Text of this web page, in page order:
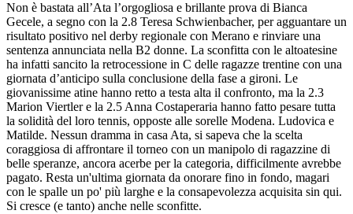
Non è bastata all’Ata l’orgogliosa e brillante prova di Bianca
Gecele, a segno con la 2.8 Teresa Schwienbacher, per agguantare un
risultato positivo nel derby regionale con Merano e rinviare una
sentenza annunciata nella B2 donne. La sconfitta con le altoatesine
ha infatti sancito la retrocessione in C delle ragazze trentine con una
giornata d’anticipo sulla conclusione della fase a gironi. Le
giovanissime atine hanno retto a testa alta il confronto, ma la 2.3
Marion Viertler e la 2.5 Anna Costaperaria hanno fatto pesare tutta
la solidità del loro tennis, opposte alle sorelle Modena. Ludovica e
Matilde. Nessun dramma in casa Ata, si sapeva che la scelta
coraggiosa di affrontare il torneo con un manipolo di ragazzine di
belle speranze, ancora acerbe per la categoria, difficilmente avrebbe
pagato. Resta un'ultima giornata da onorare fino in fondo, magari
con le spalle un po' più larghe e la consapevolezza acquisita sin qui.
Si cresce (e tanto) anche nelle sconfitte.